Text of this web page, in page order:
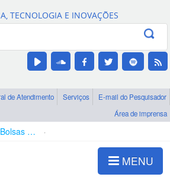
Canais
TECNOLOGIA E INOVAÇÕES
de Atendimento Serviços
E-mail do Pesquisador
Área de imprensa
Bolsas e Auxílios Vigentes
MENU